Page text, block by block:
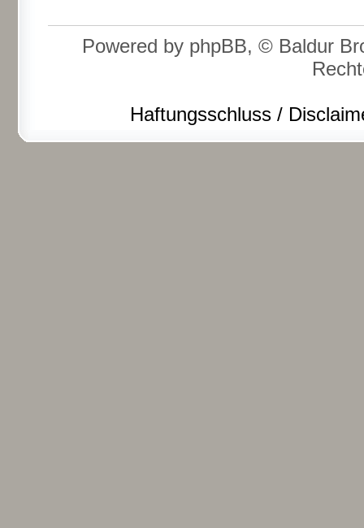
Powered by phpBB, © Baldur
Haftungsschluss /